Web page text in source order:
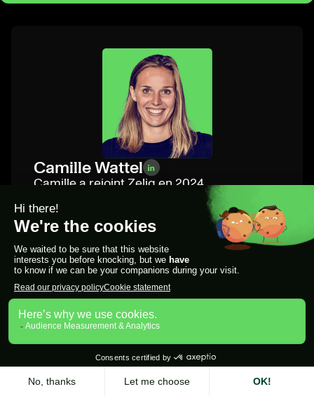
Camille Wattel
Camille a rejoint Zeliq en 2024.
Auparavant, elle a travaillé pour de
grandes marques telles que Bouygues
Immobilier, Nike et On Running, où elle
a développé son expertise en matière
d'expérience client. Elle a fondé
SportsWide, une entreprise qui met en
relation les marques et les athlètes
par le biais du sponsoring. Passionnée
par le service client et les meilleures
pratiques commerciales, elle aide les
utilisateurs à exploiter pleinement le
potentiel de la plateforme. Depuis
2026, elle occupe le poste de
responsable marketing chez Zeliq.